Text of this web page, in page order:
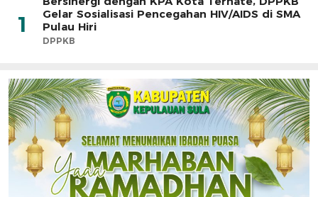
1
Gelar Sosialisasi Pencegahan HIV/AIDS di SMA
Pulau Hiri
DPPKB